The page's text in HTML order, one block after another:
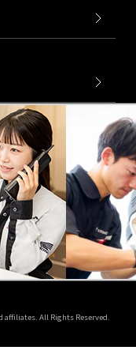
affiliates. All Rights Reserved.